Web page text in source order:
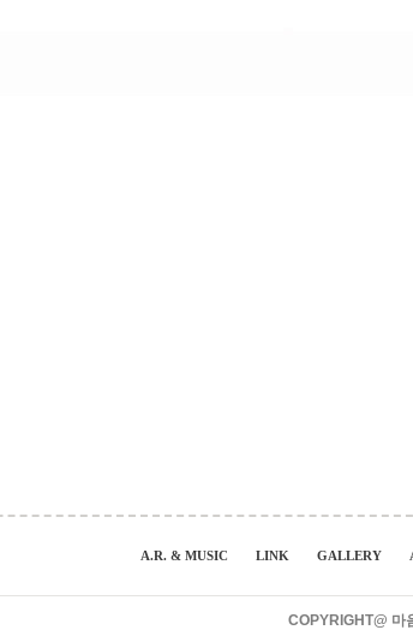
A.R. & MUSIC LINK GALLERY
COPYRIGHT@ 마